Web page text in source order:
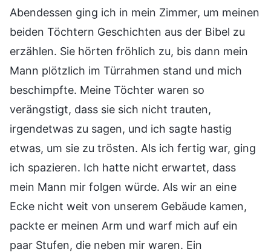
Abendessen ging ich in mein Zimmer, um meinen
beiden Töchtern Geschichten aus der Bibel zu
erzählen. Sie hörten fröhlich zu, bis dann mein
Mann plötzlich im Türrahmen stand und mich
beschimpfte. Meine Töchter waren so
verängstigt, dass sie sich nicht trauten,
irgendetwas zu sagen, und ich sagte hastig
etwas, um sie zu trösten. Als ich fertig war, ging
ich spazieren. Ich hatte nicht erwartet, dass
mein Mann mir folgen würde. Als wir an eine
Ecke nicht weit von unserem Gebäude kamen,
packte er meinen Arm und warf mich auf ein
paar Stufen, die neben mir waren. Ein